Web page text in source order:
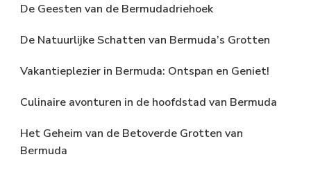
De Geesten van de Bermudadriehoek
De Natuurlijke Schatten van Bermuda’s Grotten
Vakantieplezier in Bermuda: Ontspan en Geniet!
Culinaire avonturen in de hoofdstad van Bermuda
Het Geheim van de Betoverde Grotten van
Bermuda